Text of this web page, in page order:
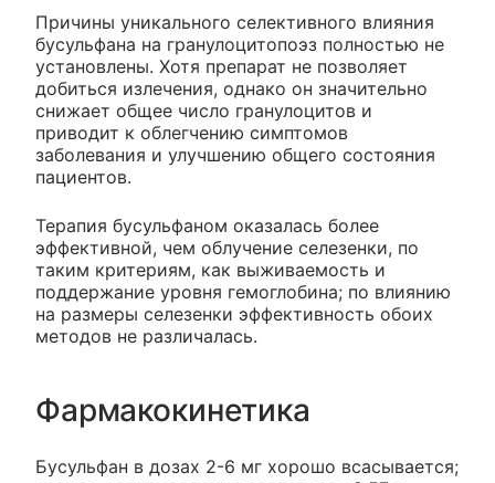
Причины уникального селективного влияния
бусульфана на гранулоцитопоэз полностью не
установлены. Хотя препарат не позволяет
добиться излечения, однако он значительно
снижает общее число гранулоцитов и
приводит к облегчению симптомов
заболевания и улучшению общего состояния
пациентов.
Терапия бусульфаном оказалась более
эффективной, чем облучение селезенки, по
таким критериям, как выживаемость и
поддержание уровня гемоглобина; по влиянию
на размеры селезенки эффективность обоих
методов не различалась.
Фармакокинетика
Бусульфан в дозах 2-6 мг хорошо всасывается;